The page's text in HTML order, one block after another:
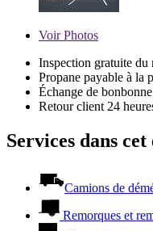
VoirPhotos
Inspection gratuite du
Propane payable à la
Échange de
Retour client 24
Services dans
Camions de
Remorques et